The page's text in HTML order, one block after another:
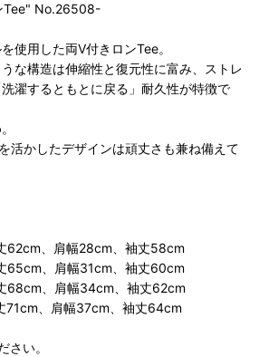
Tee" No.26508-
使用した両V付きロンTee。
な構造は伸縮性と復元性に富み、ストレ
濯するともとに戻る」耐久性が特徴で
活かしたデザインは頑丈さも兼ね備えて
62cm、肩幅28cm、袖丈58cm
65cm、肩幅31cm、袖丈60cm
68cm、肩幅34cm、袖丈62cm
、肩幅37cm、袖丈64cm
さい。